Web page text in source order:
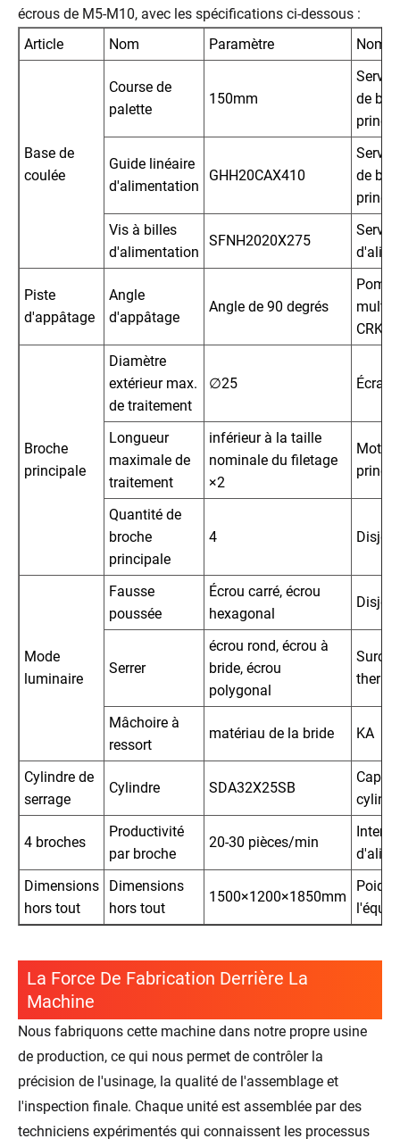
écrous de M5-M10, avec les spécifications ci-dessous :
Article
Nom Paramètre Nom
Base de
coulée
Course de
palette
150mm
de
Guide linéaire
d'alimentation
GHH20CAX410
de
Vis à billes
d'alimentation
SFNH2020X275
Piste
d'appâtage
Angle
d'appâtage
Angle de 90 degrés
Pompe
Broche
principale
Diamètre
extérieur max.
de traitement
∅25 Écran
Longueur
maximale de
traitement
inférieur à la taille
nominale du filetage
×2
Moteur
Quantité de
broche
principale
4
Mode
luminaire
Fausse
poussée
Écrou carré, écrou
hexagonal
Serrer
écrou rond, écrou à
bride, écrou
polygonal
Mâchoire à
ressort
matériau de la bride KA
Cylindre de
serrage
Cylindre SDA32X25SB
4 broches
Productivité
par broche
20-30 pièces/min
Dimensions
hors tout
Dimensions
hors tout
1500×1200×1850mm
Poids
La Force De Fabrication Derrière La
Machine
Nous fabriquons cette machine dans notre propre usine
de production, ce qui nous permet de contrôler la
précision de l'usinage, la qualité de l'assemblage et
l'inspection finale. Chaque unité est assemblée par des
techniciens expérimentés qui connaissent les processus